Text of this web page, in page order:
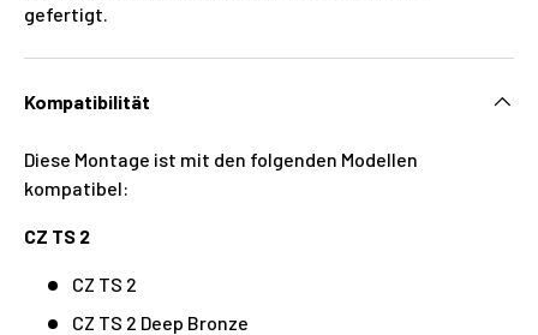
gefertigt.
Kompatibilität
Diese Montage ist mit den folgenden Modellen
kompatibel:
CZ TS 2
CZ TS 2
CZ TS 2 Deep Bronze